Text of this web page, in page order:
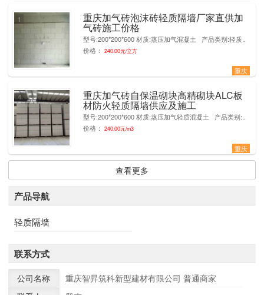
重庆加气砖泡沫砖轻质隔墙厂家直供加
气砖施工价格
型号:200*200*600 材质:蒸压加气混凝土 产品类别:轻质..
价格：
240.00元/立方
重庆
1
重庆加气砖自保温砌块高精砌块ALC板
材防火轻质隔墙供应及施工
型号:200*200*600 材质:蒸压加气轻质混凝土 产品类别:..
价格：
240.00元/m3
重庆
4
查看更多
产品导航
轻质隔墙
联系方式
公司名称 重庆智昇筑科新型建材有限公司 普通商家